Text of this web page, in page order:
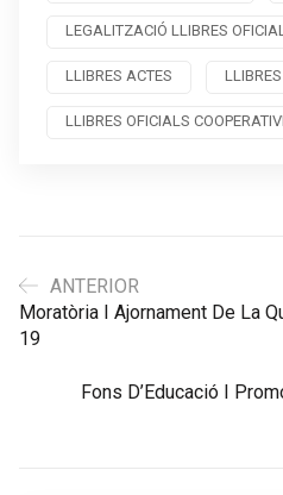
LEGALITZACIÓ LLIBRES
LLIBRES ACTES
LLIBRES OFICIALS
ANTERIOR
Moratòria I Ajornament De La
19
Fons D’Educació I